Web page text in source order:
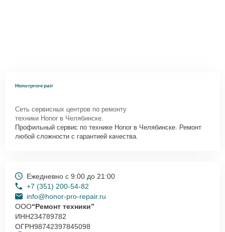
Honorprorepair
Сеть сервисных центров по ремонту
техники Honor в Челябинске.
Профильный сервис по технике Honor в Челябинске. Ремонт
любой сложности с гарантией качества.
Ежедневно с 9:00 до 21:00
+7 (351) 200-54-82
info@honor-pro-repair.ru
ООО“Ремонт техники”
ИНН234789782
ОГРН98742397845098